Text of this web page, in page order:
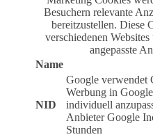
Besuchern relevante
bereitzustellen. Diese
verschiedenen
angepasste
Name
NID
Google verwendet
Werbung in
individuell
Anbieter Google
Stunden